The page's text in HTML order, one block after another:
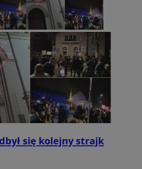
się kolejny strajk